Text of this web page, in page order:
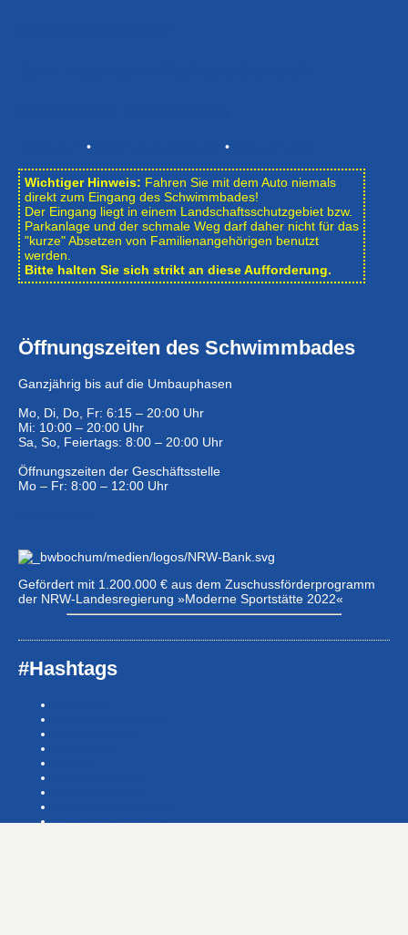
• •
Wichtiger Hinweis: Fahren Sie mit dem Auto niemals
direkt zum Eingang des Schwimmbades!
Der Eingang liegt in einem Landschafts­schutzgebiet bzw.
Park­anlage und der schmale Weg darf daher nicht für das
"kurze" Absetzen von Familienangehörigen benutzt
werden.
Bitte halten Sie sich strikt an diese Aufforderung.
Öffnungszeiten des Schwimmbades
Ganzjährig bis auf die Umbauphasen
Mo, Di, Do, Fr: 6:15 – 20:00 Uhr
Mi: 10:00 – 20:00 Uhr
Sa, So, Feiertags: 8:00 – 20:00 Uhr
Öffnungszeiten der Geschäftsstelle
Mo – Fr: 8:00 – 12:00 Uhr
Gefördert mit 1.200.000 € aus dem Zuschussförderprogramm
der NRW-Landesregierung »Moderne Sportstätte 2022«
#Hashtags
#Swim-Wett­kämpfe